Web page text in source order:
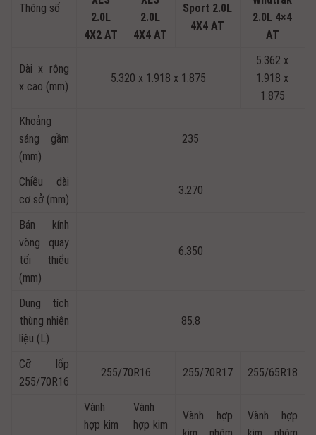
Thông số
2.0L
4X2 AT
2.0L
4X4 AT
Sport 2.0L
4X4 AT
2.0L 4×4
AT
Dài x rộng
x cao (mm)
5.320 x 1.918 x 1.875
5.362 x
1.918 x
1.875
Khoảng
sáng gầm
(mm)
235
Chiều dài
cơ sở (mm)
3.270
Bán kính
vòng quay
tối thiểu
(mm)
6.350
Dung tích
thùng nhiên
liệu (L)
85.8
Cỡ lốp
255/70R16
255/70R16 255/70R17 255/65R18
Vành
hợp kim
Vành
hợp kim
Vành hợp
Vành hợp